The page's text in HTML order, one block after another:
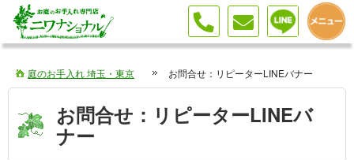
庭のお手入れ 埼玉・東京 お問合せ：リピーターLINEバナー
お問合せ：リピーターLINEバ
ナー